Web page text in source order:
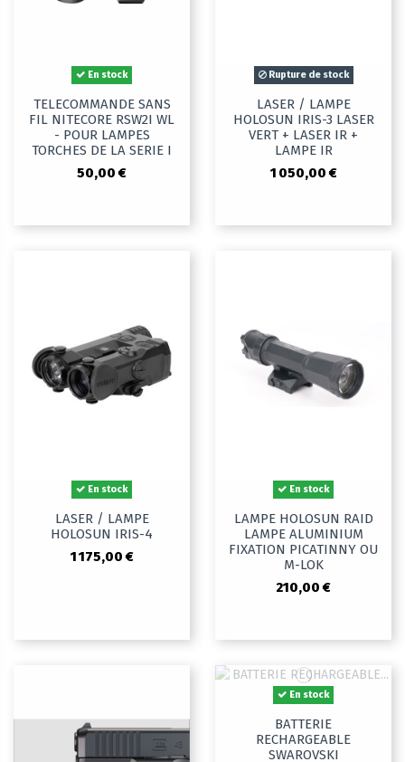
En stock
TELECOMMANDE SANS
FIL NITECORE RSW2I WL
- POUR LAMPES
TORCHES DE LA SERIE I
50,00 €
Rupture de stock
LASER / LAMPE
HOLOSUN IRIS-3 LASER
VERT + LASER IR +
LAMPE IR
1 050,00 €
En stock
LASER / LAMPE
HOLOSUN IRIS-4
1 175,00 €
En stock
LAMPE HOLOSUN RAID
LAMPE ALUMINIUM
FIXATION PICATINNY OU
M-LOK
210,00 €
En stock
BATTERIE
RECHARGEABLE
SWAROVSKI